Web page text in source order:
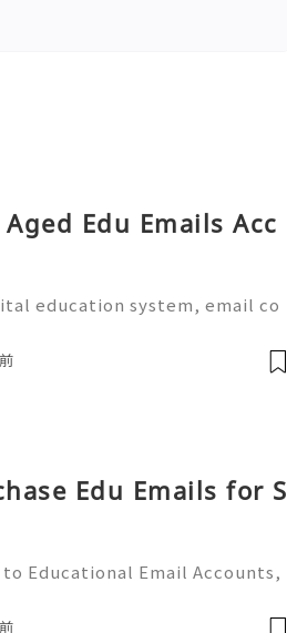
Edu Emails Acc
education system, email co
the world provide dedicate
Edu Emails for S
Educational Email Accounts,
💫💎💲💫🌐✨💎WhatsApp :